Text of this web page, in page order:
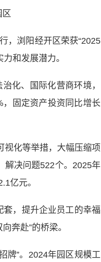
区
浏阳经开区荣获“2025
和发展潜力。
化、国际化营商环境，
固定资产投资同比增长
化等举措，大幅压缩项
解决问题522个。2025年
亿元。
，提升企业员工的幸福
奔赴”的桥梁。
”。2024年园区规模工